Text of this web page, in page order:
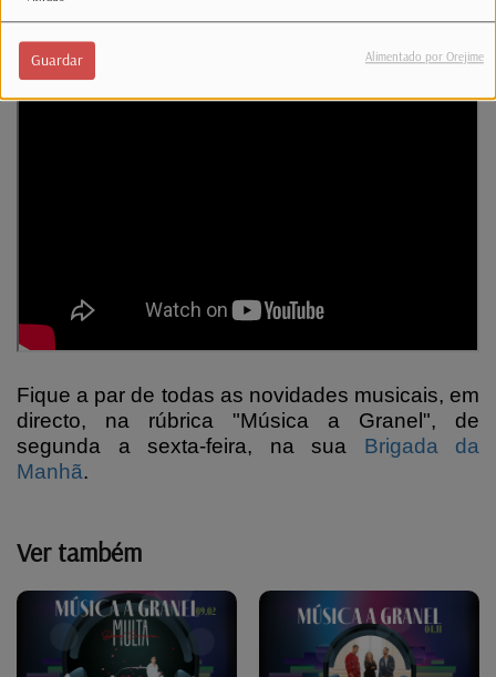
Guardar Alimentado por Orejime
(Confira o tema)
Fique a par de todas as novidades musicais, em
directo, na rúbrica "Música a Granel", de
segunda a sexta-feira, na sua Brigada da
Manhã.
Ver também